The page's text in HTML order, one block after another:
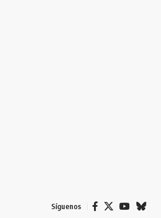
Síguenos